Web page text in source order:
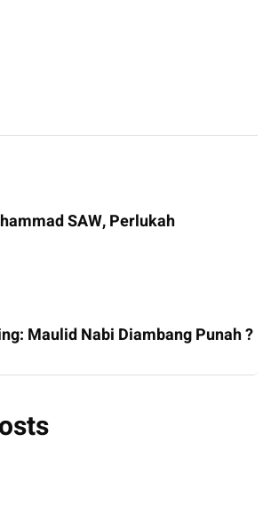
SAW, Perlukah
Maulid Nabi Diambang Punah ?